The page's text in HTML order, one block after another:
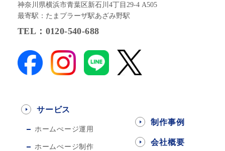
神奈川県横浜市青葉区新石川4丁目29-4 A505
最寄駅：たまプラーザ駅あざみ野駅
TEL：0120-540-688
サービス
ホームぺージ運用
ホームぺージ制作
制作事例
会社概要